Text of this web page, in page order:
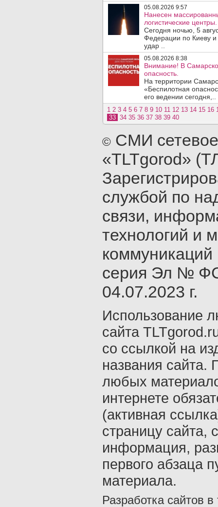
05.08.2026 9:57
Нанесен
логистические центры.
Сегодня ночью, 5
Федерации по Киеву и
удар ..
05.08.2026 8:38
Внимание! В
опасность.
На территории
«Беспилотная
его ведении сегодня,..
1 2 3 4 5 6 7 8 9 10 11 12 13 14 15 16
33 34 35 36 37 38 39 40
© СМИ
«TLTgorod»
службой по
связи,
технологий и
серия Эл №
04.07.2023 г.
Использование
сайта
со ссылкой на
названия сайта.
любых
интернете
(активная
страницу сайта,
информация,
первого абзаца
материала.
Разработка сайтов в